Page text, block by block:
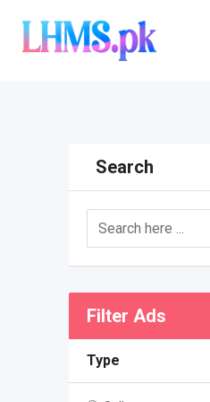
content
Search
Filter Ads
Type